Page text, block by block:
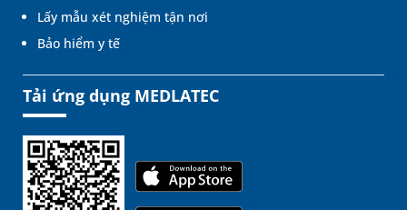
Lấy mẫu xét nghiệm tận nơi
Bảo hiểm y tế
Tải ứng dụng MEDLATEC